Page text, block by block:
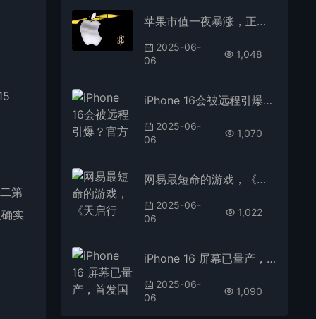
第
实
苹果市值一夜暴涨，正酝酿重大升级
2025-06-
06
1,048
iPhone 16会被远程引爆？官方回应了
2025-06-
06
1,070
网易最短命的游戏，《天启行动》官宣停服！
2025-06-
06
1,022
iPhone 16 屏幕已量产，首发国产屏！
2025-06-
06
1,090